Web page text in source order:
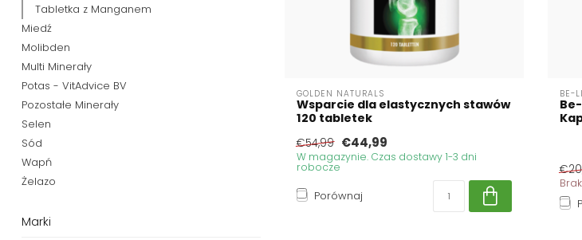
Tabletka z Manganem
Miedź
Molibden
Multi Minerały
Potas - VitAdvice BV
Pozostałe Minerały
Selen
Sód
Wapń
Żelazo
Marki
GOLDEN NATURALS
Wsparcie dla elastycznych stawów
120 tabletek
€54,99 €44,99
W magazynie. Czas dostawy 1-3 dni
robocze
Porównaj
BE-